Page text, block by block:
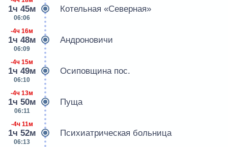
1ч 45м
06:06
Котельная «Северная»
-4ч 16м
1ч 48м
06:09
Андроновичи
-4ч 15м
1ч 49м
06:10
Осиповщина пос.
-4ч 13м
1ч 50м
06:11
Пуща
-4ч 11м
1ч 52м
06:13
Психиатрическая больница